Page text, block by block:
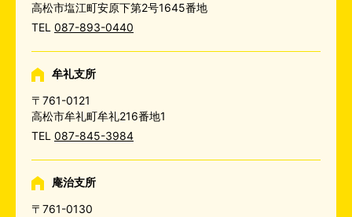
高松市塩江町安原下第2号1645番地
TEL 087-893-0440
牟礼支所
〒761-0121
高松市牟礼町牟礼216番地1
TEL 087-845-3984
庵治支所
〒761-0130